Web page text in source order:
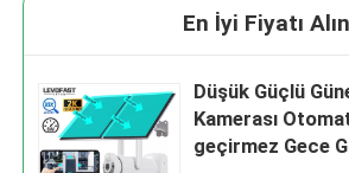
En İyi Fiyatı Alın
Düşük Güçlü
Kamerası
geçirmez Gece